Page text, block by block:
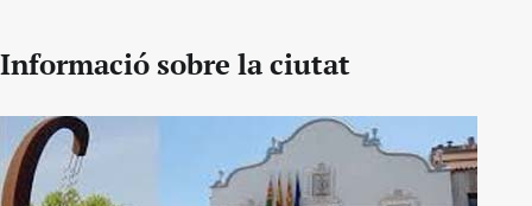
Informació sobre la ciutat